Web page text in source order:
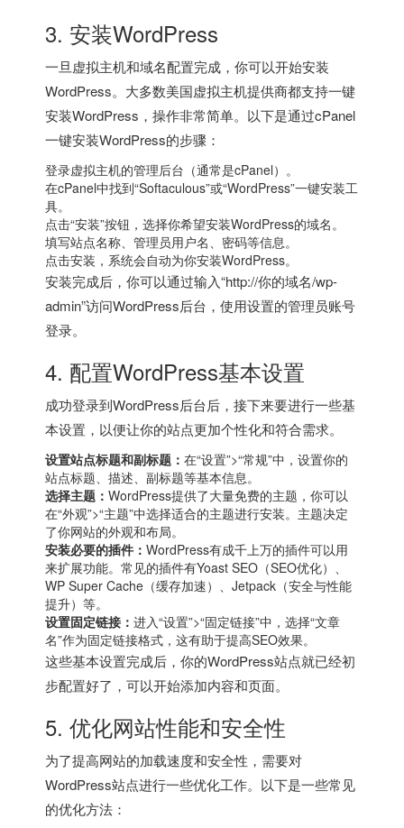
3. 安装WordPress
一旦虚拟主机和域名配置完成，你可以开始安装
WordPress。大多数美国虚拟主机提供商都支持一键
安装WordPress，操作非常简单。以下是通过cPanel
一键安装WordPress的步骤：
登录虚拟主机的管理后台（通常是cPanel）。
在cPanel中找到“Softaculous”或“WordPress”一键安装工
具。
点击“安装”按钮，选择你希望安装WordPress的域名。
填写站点名称、管理员用户名、密码等信息。
点击安装，系统会自动为你安装WordPress。
安装完成后，你可以通过输入“http://你的域名/wp-
admin”访问WordPress后台，使用设置的管理员账号
登录。
4. 配置WordPress基本设置
成功登录到WordPress后台后，接下来要进行一些基
本设置，以便让你的站点更加个性化和符合需求。
设置站点标题和副标题： 在“设置”>“常规”中，设置你的
站点标题、描述、副标题等基本信息。
选择主题： WordPress提供了大量免费的主题，你可以
在“外观”>“主题”中选择适合的主题进行安装。主题决定
了你网站的外观和布局。
安装必要的插件： WordPress有成千上万的插件可以用
来扩展功能。常见的插件有Yoast SEO（SEO优化）、
WP Super Cache（缓存加速）、Jetpack（安全与性能
提升）等。
设置固定链接： 进入“设置”>“固定链接”中，选择“文章
名”作为固定链接格式，这有助于提高SEO效果。
这些基本设置完成后，你的WordPress站点就已经初
步配置好了，可以开始添加内容和页面。
5. 优化网站性能和安全性
为了提高网站的加载速度和安全性，需要对
WordPress站点进行一些优化工作。以下是一些常见
的优化方法：